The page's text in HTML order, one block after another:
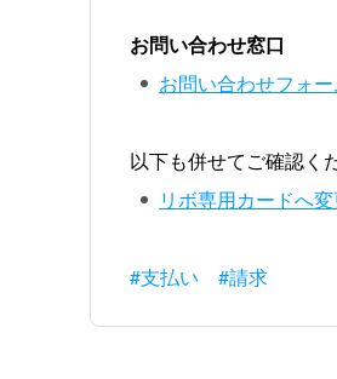
お問い合わせ窓口
お問い合わせフォ
以下も併せてご確認く
リボ専用カードへ
#支払い #請求